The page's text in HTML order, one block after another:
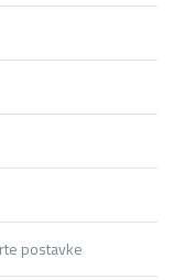
postavke